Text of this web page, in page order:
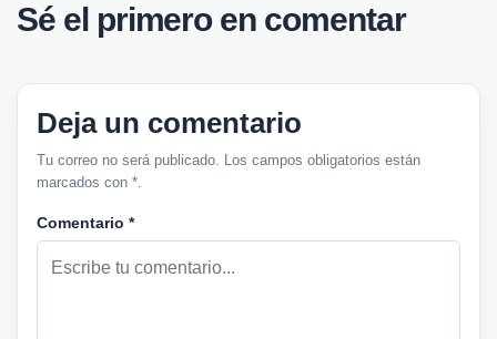
Sé el primero en comentar
Deja un comentario
Tu correo no será publicado. Los campos obligatorios están
marcados con *.
Comentario *